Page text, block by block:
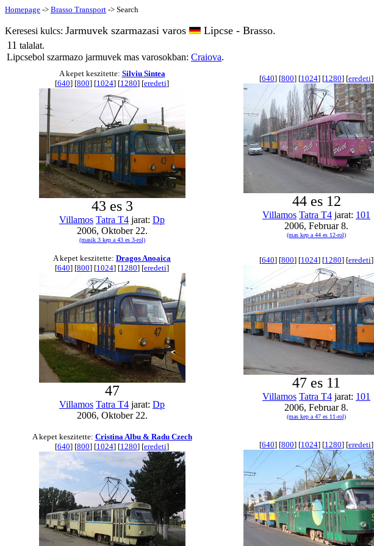
Homepage -> Brasso Transport -> Search
Keresesi kulcs: Jarmuvek szarmazasi varos
Lipcse - Brasso.
11 talalat.
Lipcsebol szarmazo jarmuvek mas varosokban: Craiova.
A kepet keszitette: Silviu Sintea
[640] [800] [1024] [1280] [eredeti]
43 es 3
Villamos Tatra T4 jarat: Dp
2006, Oktober 22.
(masik 3 kep a 43 es 3-rol)
[640] [800] [1024] [1280] [eredeti]
44 es 12
Villamos Tatra T4 jarat: 101
2006, Februar 8.
(mas kep a 44 es 12-rol)
A kepet keszitette: Dragos Anoaica
[640] [800] [1024] [1280] [eredeti]
47
Villamos Tatra T4 jarat: Dp
2006, Oktober 22.
[640] [800] [1024] [1280] [eredeti]
47 es 11
Villamos Tatra T4 jarat: 101
2006, Februar 8.
(mas kep a 47 es 11-rol)
A kepet keszitette: Cristina Albu & Radu Czech
[640] [800] [1024] [1280] [eredeti] [640] [800] [1024] [1280] [eredeti]